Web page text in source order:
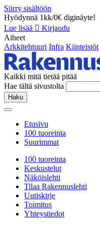
Siirry sisältöön
Hyödynnä 1kk/0€ diginäyte!
Lue lisää
Kirjaudu
Aiheet
Arkkitehtuuri Infra Kiinteistöt
Kaikki mitä tietää pitää
Hae tältä sivustolta
Haku
Etusivu
100 tuoreinta
Suurimmat
100 tuoreinta
Keskustelut
Näköislehti
Tilaa Rakennuslehti
Uutiskirje
Toimitus
Yhteystiedot